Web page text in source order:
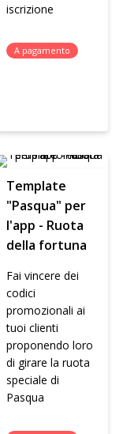
iscrizione
A pagamento
Template
"Pasqua" per
l'app - Ruota
della fortuna
Fai vincere dei
codici
promozionali ai
tuoi clienti
proponendo loro
di girare la ruota
speciale di
Pasqua